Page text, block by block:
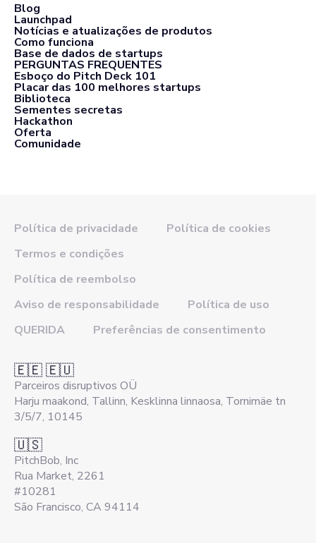
Blog
Launchpad
Notícias e atualizações de produtos
Como funciona
Base de dados de startups
PERGUNTAS FREQUENTES
Esboço do Pitch Deck 101
Placar das 100 melhores startups
Biblioteca
Sementes secretas
Hackathon
Oferta
Comunidade
Política de privacidade
Política de cookies
Termos e condições
Política de reembolso
Aviso de responsabilidade
Política de uso
QUERIDA
Preferências de consentimento
🇪🇪 🇪🇺
Parceiros disruptivos OÜ
Harju maakond, Tallinn, Kesklinna linnaosa, Tornimäe tn
3/5/7, 10145
🇺🇸
PitchBob, Inc
Rua Market, 2261
#10281
São Francisco, CA 94114